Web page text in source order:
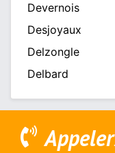
Devernois
Desjoyaux
Delzongle
Delbard
Appeler